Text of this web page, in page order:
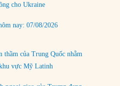
thúc Chiến tranh Iran?
của Bắc Kinh ở Biển Đông
MORE
cho Ukraine
nay: 07/08/2026
thầm của Trung Quốc nhằm
vực Mỹ Latinh